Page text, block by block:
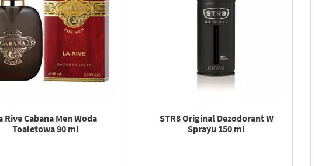
Rive Cabana Men Woda
Toaletowa 90 ml
STR8 Original Dezodorant W
Sprayu 150 ml